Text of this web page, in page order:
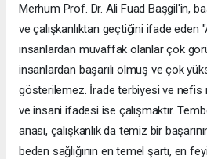
Merhum Prof. Dr. Ali Fuad Başgil'in,
ve çalışkanlıktan geçtiğini ifade eden
insanlardan muvaffak olanlar çok
insanlardan başarılı olmuş ve çok
gösterilemez. İrade terbiyesi ve nefis
ve insani ifadesi ise çalışmaktır.
anası, çalışkanlık da temiz bir
beden sağlığının en temel şartı, en